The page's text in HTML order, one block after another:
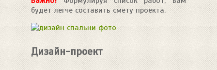
будет легче составить смету проекта.
Дизайн-проект